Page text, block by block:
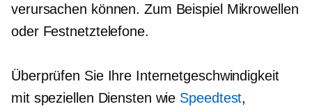
verursachen können. Zum Beispiel Mikrowellen
oder Festnetztelefone.
Überprüfen Sie Ihre Internetgeschwindigkeit
mit speziellen Diensten wie Speedtest,